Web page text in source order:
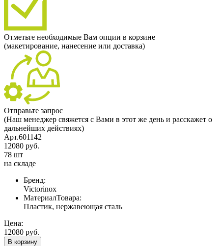
Отметьте необходимые Вам опции в корзине
(макетирование, нанесение или доставка)
Отправьте запрос
(Наш менеджер свяжется с Вами в этот же день и расскажет о
дальнейших действиях)
Арт.601142
12080 руб.
78 шт
на складе
Бренд:
Victorinox
МатериалТовара:
Пластик, нержавеющая сталь
Цена:
12080 руб.
В корзину